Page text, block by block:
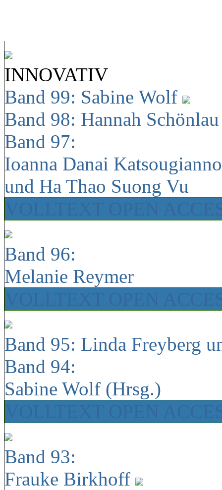
INNOVATIV
Band 99: Sabine Wolf
Band 98: Hannah
Band 97:
Ioanna Danai
und Ha Thao Suong Vu
Band 96:
Melanie Reymer
Band 95: Linda Freyberg
Band 94:
Sabine Wolf (Hrsg.)
Band 93:
Frauke Birkhoff